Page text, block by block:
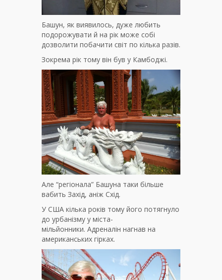
Башун, як виявилось, дуже любить
подорожувати й на рік може собі
дозволити побачити світ по кілька разів.
Зокрема рік тому він був у Камбоджі.
Але “регіонала” Башуна таки більше
вабить Захід, аніж Схід.
У США кілька років тому його потягнуло
до урбанізму у міста-
мільйонники. Адреналін нагнав на
американських гірках.